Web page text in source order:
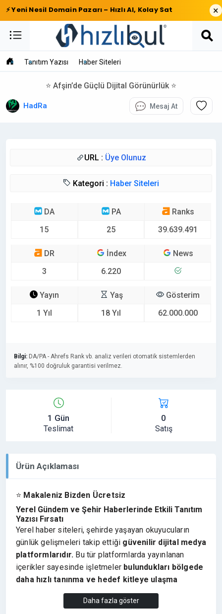
⚡ Yeni Nesil Domain Pazarı – Hızlı Al, Kolay Sat ×
Tanıtım Yazısı Haber Siteleri
⭐ Afşin’de Güçlü Dijital Görünürlük ⭐
HadRa Mesaj At
URL : Üye Olunuz
Kategori : Haber Siteleri
DA
15
PA
25
Ranks
39.639.491
DR
3
İndex
6.220
News
Yayın
1 Yıl
Yaş
18 Yıl
Gösterim
62.000.000
Bilgi: DA/PA - Ahrefs Rank vb. analiz verileri otomatik sistemlerden
alınır, %100 doğruluk garantisi verilmez.
1 Gün
Teslimat
0
Satış
Ürün Açıklaması
⭐ Makaleniz Bizden Ücretsiz
Yerel Gündem ve Şehir Haberlerinde Etkili Tanıtım
Yazısı Fırsatı
Yerel haber siteleri, şehirde yaşayan okuyucuların
günlük gelişmeleri takip ettiği güvenilir dijital medya
platformlarıdır. Bu tür platformlarda yayınlanan
içerikler sayesinde işletmeler bulundukları bölgede
daha hızlı tanınma ve hedef kitleye ulaşma
avantajı elde eder.
Afşin ve çevresindeki gelişmeleri, şehir gündemini,
Daha fazla göster